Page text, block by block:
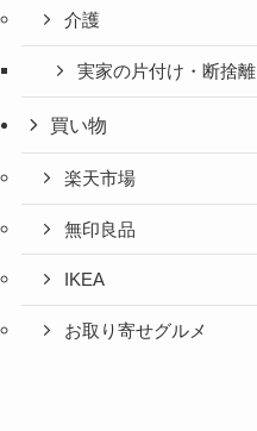
介護
実家の片付け・断捨離
買い物
楽天市場
無印良品
IKEA
お取り寄せグルメ